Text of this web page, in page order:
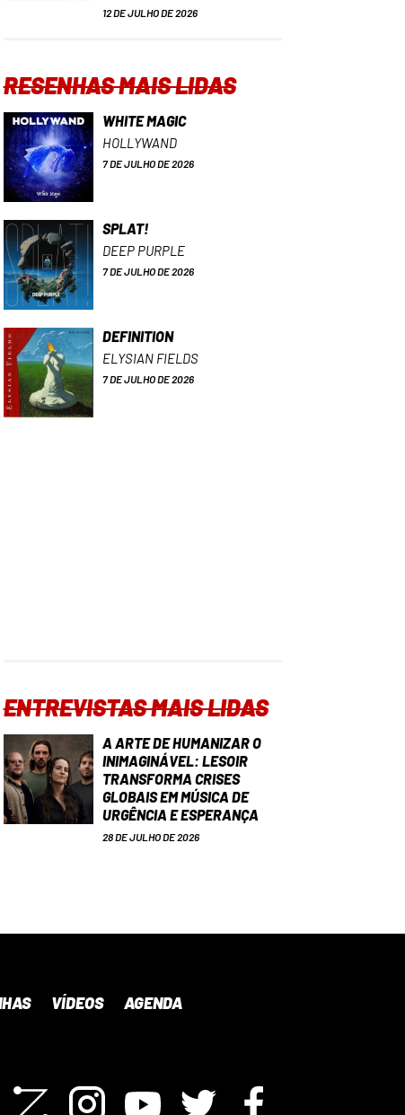
12 DE JULHO DE 2026
RESENHAS MAIS LIDAS
WHITE MAGIC
HOLLYWAND
7 DE JULHO DE 2026
SPLAT!
DEEP PURPLE
7 DE JULHO DE 2026
DEFINITION
ELYSIAN FIELDS
7 DE JULHO DE 2026
ENTREVISTAS MAIS LIDAS
A ARTE DE HUMANIZAR O
INIMAGINÁVEL: LESOIR
TRANSFORMA CRISES
GLOBAIS EM MÚSICA DE
URGÊNCIA E ESPERANÇA
28 DE JULHO DE 2026
VÍDEOS AGENDA